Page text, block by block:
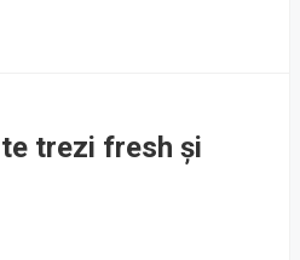
trezi fresh și